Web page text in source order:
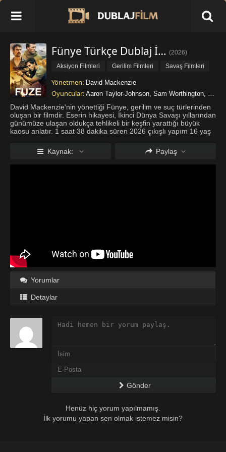
Fünye Türkçe Dublaj İzle (2026)
Aksiyon Filmleri
Gerilim Filmleri Savaş Filmleri
Yönetmen: David Mackenzie
Oyuncular: Aaron Taylor-Johnson, Sam Worthington, Theo
David Mackenzie'nin yönettiği Fünye, gerilim ve suç türlerinden
oluşan bir filmdir. Eserin hikayesi, İkinci Dünya Savaşı yıllarından
günümüze ulaşan oldukça tehlikeli bir keşfin yarattığı büyük
kaosu anlatır. 1 saat 38 dakika süren 2026 çıkışlı yapım 16 yaş
Kaynak: Paylaş
Yorumlar
Detaylar
Gönder
Henüz hiç yorum yapılmamış.
İlk yorumu yapan sen olmak istemez misin?